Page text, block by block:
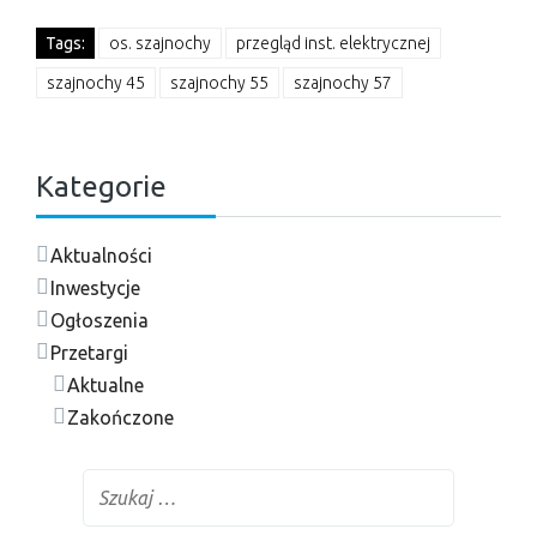
Tags: os. szajnochy przegląd inst. elektrycznej
szajnochy 45 szajnochy 55 szajnochy 57
Kategorie
Aktualności
Inwestycje
Ogłoszenia
Przetargi
Aktualne
Zakończone